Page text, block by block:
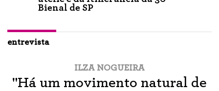
Bienal de SP
entrevista
ILZA NOGUEIRA
"Há um movimento natural de